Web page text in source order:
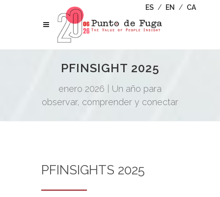
ES / EN / CA
PFINSIGHT 2025
enero 2026
Un año para
observar, comprender y conectar
PFINSIGHTS 2025